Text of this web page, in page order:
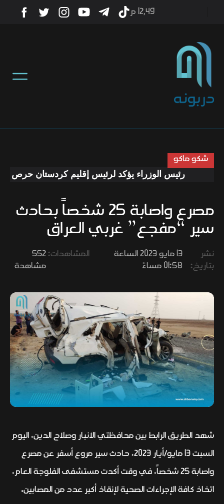
أخبار
رياضة
صحة
ثقافة
وفنون
12٫49 م
شكو ماكو
رئيس الوزراء يؤكد لرئيس إقليم كردستان حرص
مصرع واصابة 25 شخصاً بحادث
سير “مفجع” غربي العراق
نشر
بتاريخ:
13 مايو 2023 الساعة
01:58 مساءً
المشاهدات:552
مشاهدة
شهد الطريق الرابط بين محافظتي الانبار وصلاح الدين، اليوم
السبت 13 مايو/أيار 2023، حادث سير مروع أسفر عن مصرع
واصابة 25 شخصاً، في وقت أكدت مستشفى الفلوجة العام،
اتخاذ كافة الإجراءات الصحية لإنقاذ أكبر عدد من المصابين.